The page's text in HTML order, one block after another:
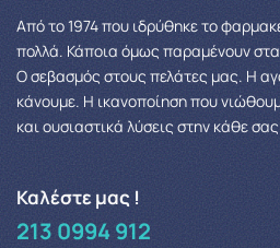
Από το 1974 που ιδρύθηκε το
πολλά. Κάποια όμως παραμένουν
Ο σεβασμός στους πελάτες μας. Η
κάνουμε. Η ικανοποίηση που
και ουσιαστικά λύσεις στην κάθε
Καλέστε μας !
213 0994 912